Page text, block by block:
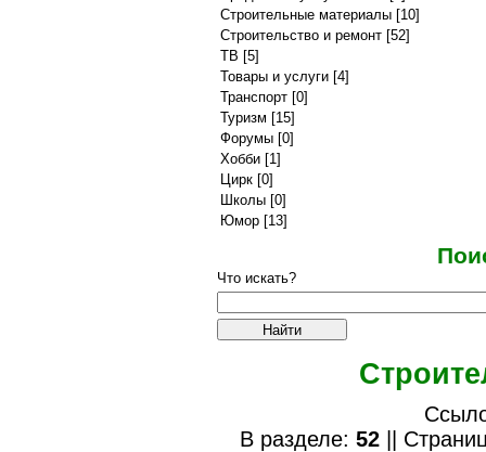
Строительные материалы [10]
Строительство и ремонт [52]
ТВ [5]
Товары и услуги [4]
Транспорт [0]
Туризм [15]
Форумы [0]
Хобби [1]
Цирк [0]
Школы [0]
Юмор [13]
Что искать?
В разделе: 52||